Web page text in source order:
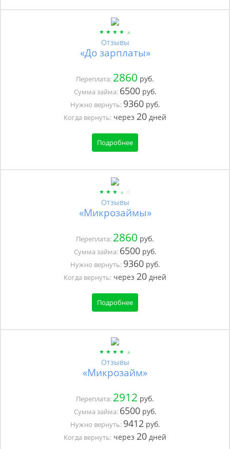
Отзывы
«До зарплаты»
Переплата: 2860 руб.
Сумма займа: 6500руб.
Нужно вернуть: 9360руб.
Когда вернуть: через 20 дней
Подробнее
Отзывы
«Микрозаймы»
Переплата: 2860 руб.
Сумма займа: 6500руб.
Нужно вернуть: 9360руб.
Когда вернуть: через 20 дней
Подробнее
Отзывы
«Микрозайм»
Переплата: 2912 руб.
Сумма займа: 6500руб.
Нужно вернуть: 9412руб.
Когда вернуть: через 20 дней